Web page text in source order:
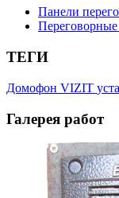
Панели
Переговорные
ТЕГИ
Домофон VIZIT
Галерея работ